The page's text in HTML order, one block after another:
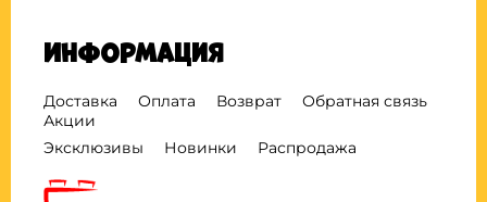
Информация
Доставка Оплата Возврат
Обратная связь
Акции
Эксклюзивы
Новинки Распродажа